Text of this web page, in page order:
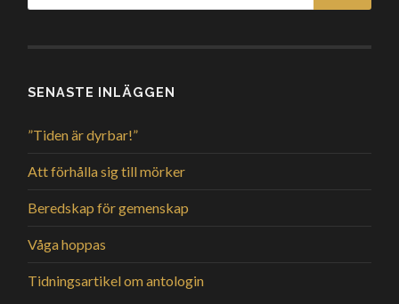
SENASTE INLÄGGEN
”Tiden är dyrbar!”
Att förhålla sig till mörker
Beredskap för gemenskap
Våga hoppas
Tidningsartikel om antologin